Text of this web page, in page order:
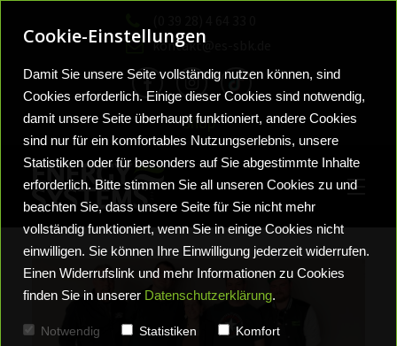
kontakt@es-sbk.de
Shop
Wohlfühlbäder
Sanitärlösungen
Neuigkeiten
Cookie-Einstellungen
Damit Sie unsere Seite vollständig nutzen können, sind
Cookies erforderlich. Einige dieser Cookies sind notwendig,
damit unsere Seite überhaupt funktioniert, andere Cookies
sind nur für ein komfortables Nutzungserlebnis, unsere
Statistiken oder für besonders auf Sie abgestimmte Inhalte
erforderlich. Bitte stimmen Sie all unseren Cookies zu und
beachten Sie, dass unsere Seite für Sie nicht mehr
vollständig funktioniert, wenn Sie in einige Cookies nicht
einwilligen. Sie können Ihre Einwilligung jederzeit widerrufen.
Einen Widerrufslink und mehr Informationen zu Cookies
finden Sie in unserer Datenschutzerklärung.
Notwendig Statistiken
Komfort